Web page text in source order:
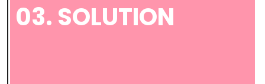
03. SOLUTION